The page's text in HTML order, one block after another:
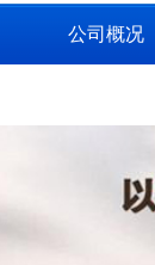
公司概况